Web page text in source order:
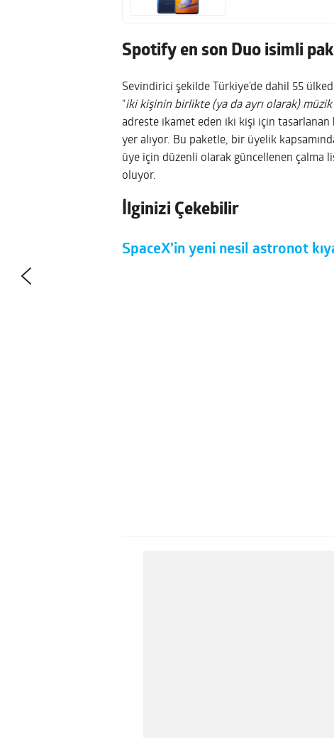
Spotify en son Duo isimli
Sevindirici şekilde Türkiye’de dahil 55
“iki kişinin birlikte (ya da ayrı olarak)
adreste ikamet eden iki kişi için tasarlanan
yer alıyor. Bu paketle, bir üyelik
üye için düzenli olarak güncellenen çalma
oluyor.
İlginizi Çekebilir
SpaceX’in yeni nesil astronot